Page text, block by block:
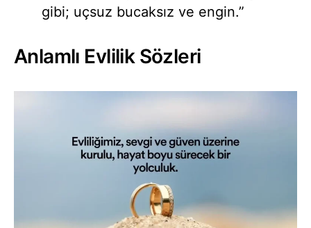
gibi; uçsuz bucaksız ve engin.”
Anlamlı Evlilik Sözleri